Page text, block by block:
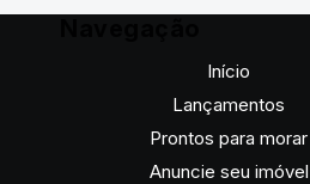
Início
Lançamentos
Prontos para morar
Anuncie seu imóvel